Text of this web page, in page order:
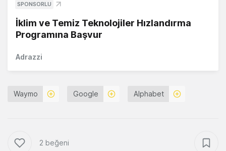
SPONSORLU
İklim ve Temiz Teknolojiler Hızlandırma
Programına Başvur
Adrazzi
Waymo Google Alphabet
2 beğeni